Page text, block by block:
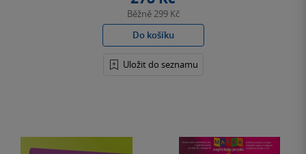
Běžně299 Kč
Do košíku
Uložit do seznamu